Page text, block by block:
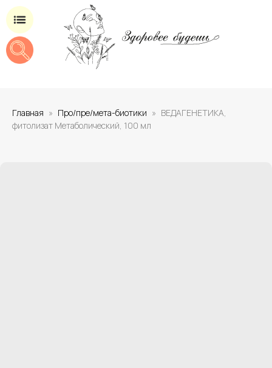
Главная Про/пре/мета-биотики
ВЕДАГЕНЕТИКА,
фитолизат Метаболический, 100 мл